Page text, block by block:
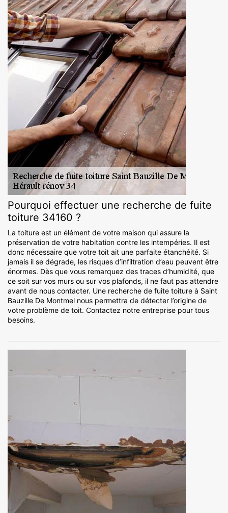
Pourquoi effectuer une recherche de fuite
toiture 34160 ?
La toiture est un élément de votre maison qui assure la
préservation de votre habitation contre les intempéries. Il est
donc nécessaire que votre toit ait une parfaite étanchéité. Si
jamais il se dégrade, les risques d’infiltration d’eau peuvent être
énormes. Dès que vous remarquez des traces d’humidité, que
ce soit sur vos murs ou sur vos plafonds, il ne faut pas attendre
avant de nous contacter. Une recherche de fuite toiture à Saint
Bauzille De Montmel nous permettra de détecter l’origine de
votre problème de toit. Contactez notre entreprise pour tous
besoins.